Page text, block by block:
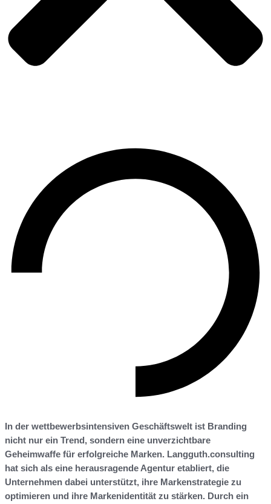
In der wettbewerbsintensiven Geschäftswelt ist Branding
nicht nur ein Trend, sondern eine unverzichtbare
Geheimwaffe für erfolgreiche Marken. Langguth.consulting
hat sich als eine herausragende Agentur etabliert, die
Unternehmen dabei unterstützt, ihre Markenstrategie zu
optimieren und ihre Markenidentität zu stärken. Durch ein